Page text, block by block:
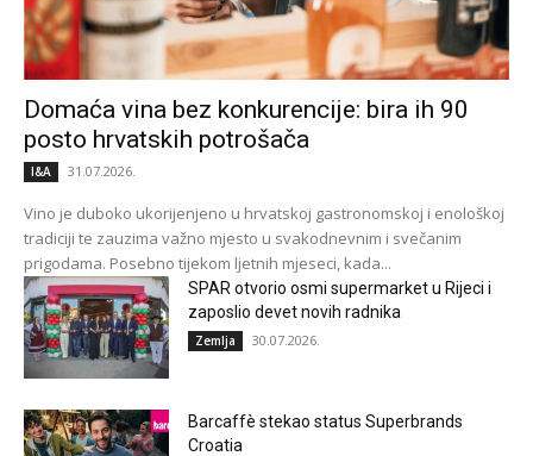
Domaća vina bez konkurencije: bira ih 90
posto hrvatskih potrošača
I&A 31.07.2026.
Vino je duboko ukorijenjeno u hrvatskoj gastronomskoj i enološkoj
tradiciji te zauzima važno mjesto u svakodnevnim i svečanim
prigodama. Posebno tijekom ljetnih mjeseci, kada...
SPAR otvorio osmi supermarket u Rijeci i
zaposlio devet novih radnika
Zemlja 30.07.2026.
Barcaffè stekao status Superbrands
Croatia